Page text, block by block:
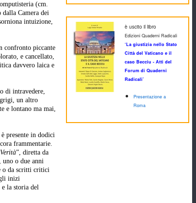
(cm.
Camera dei
intuizione,
confronto piccante
e cancellato,
davvero laica e
di intravedere,
un altro
e lontano ma mai,
presente in dodici
frammentarie.
”, diretta da
uno o due anni
o da scritti critici
gli inizi
e la storia del
è uscito il libro
Edizioni Quaderni Radicali
‘La giustizia nello Stato
Città del Vaticano e il
caso Becciu - Atti del
Forum di Quaderni
Radicali’
Presentazione a
Roma